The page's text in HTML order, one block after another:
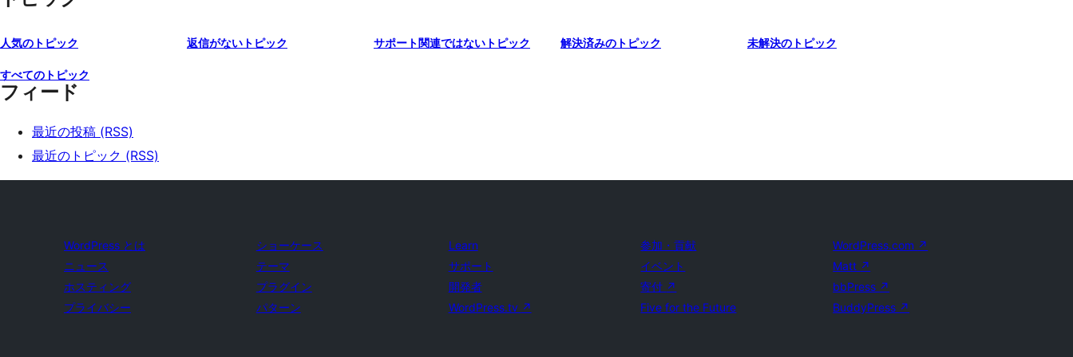
人気のトピック 返信がないトピック サポート関連ではないトピック 解決済みのトピック 未解決のトピック
すべてのトピック
フィード
最近の投稿 (RSS)
最近のトピック (RSS)
WordPress とは
ニュース
ホスティング
プライバシー
ショーケース
テーマ
プラグイン
パターン
Learn
サポート
開発者
WordPress.tv ↗
参加・貢献
イベント
寄付 ↗
Five for the Future
WordPress.com ↗
Matt ↗
bbPress ↗
BuddyPress ↗